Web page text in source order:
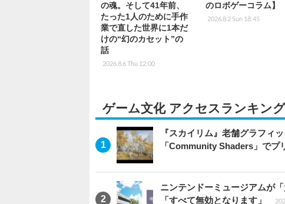
の魂。そして41年前、
たった1人のために手作
業で直した世界に1本だ
けの“幻のカセット”の
話
2026.8.6 Thu 12:00
のロボゲーコラム】
2026.8.2 Sun 18:45
ゲーム文化 アクセスランキング
『スカイリム』老舗グラフィ
「Community Shaders」でプ
ニンテンドーミュージアムが
「すべて無効となります」